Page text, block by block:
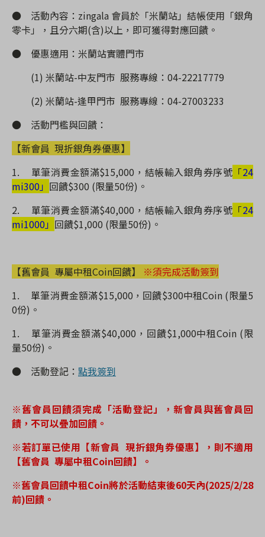
●
活動內容：zingala 會員於「米蘭站」結帳使用「銀角
零卡」，且分六期(含)以上，即可獲得對應回饋。
●
優惠適用：米蘭站實體門市
(1) 米蘭站-中友門市 服務專線：04-22217779
(2) 米蘭站-逢甲門市 服務專線：04-27003233
●
活動門檻與回饋：
【新會員 現折銀角券優惠】
1.
單筆消費金額滿$15,000，結帳輸入銀角券序號 「24
mi300」 回饋$300 (限量50份)。
2.
單筆消費金額滿$40,000，結帳輸入銀角券序號 「24
mi1000」 回饋$1,000 (限量50份)。
【舊會員 專屬中租Coin回饋】 ※須完成活動簽到
1.
單筆消費金額滿$15,000， 回饋$300中租Coin (限量5
0份)。
1.
單筆消費金額滿$40,000， 回饋$1,000中租Coin (限
量50份)。
●
活動登記： 點我簽到
※舊會員回饋須完成「活動登記」， 新會員與舊會員回
饋，不可以疊加回饋。
※若訂單已使用 【新會員 現折銀角券優惠】，則不適用
【舊會員 專屬中租Coin回饋】。
※舊會員回饋中租Coin將於活動結束後60天內(2025/2/28
前)回饋。